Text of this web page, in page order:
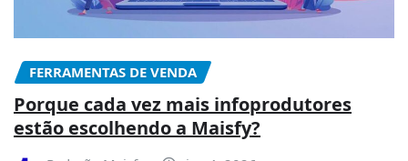
FERRAMENTAS DE VENDA
Porque cada vez mais infoprodutores
estão escolhendo a Maisfy?